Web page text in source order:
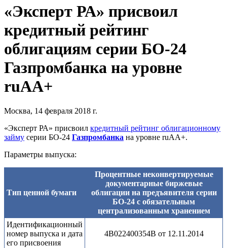
«Эксперт РА» присвоил
кредитный рейтинг
облигациям серии БО-24
Газпромбанка на уровне
ruAA+
Москва, 14 февраля 2018 г.
«Эксперт РА» присвоил кредитный рейтинг облигационному
займу серии БО-24 Газпромбанка на уровне ruАA+.
Параметры выпуска:
Тип ценной бумаги
Процентные неконвертируемые
документарные биржевые
облигации на предъявителя серии
БО-24 с обязательным
централизованным хранением
Идентификационный
номер выпуска и дата
его присвоения
4B022400354B от 12.11.2014